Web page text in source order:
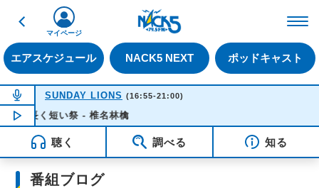
戻る
エアスケジュール NACK5 NEXT ポッドキャスト
マイページ
NOW ON AIR
SUNDAY LIONS (16:55-21:00)
NOW PLAYING16:35
長く短い祭 - 椎名林檎
聴く 調べる 知る
番組ブログ